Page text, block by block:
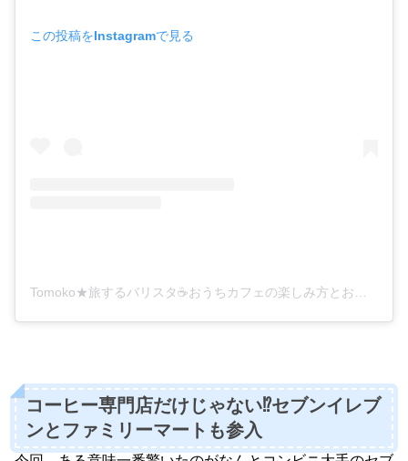
この投稿をInstagramで見る
コーヒー専門店だけじゃない⁉️セブンイレブ
ンとファミリーマートも参入